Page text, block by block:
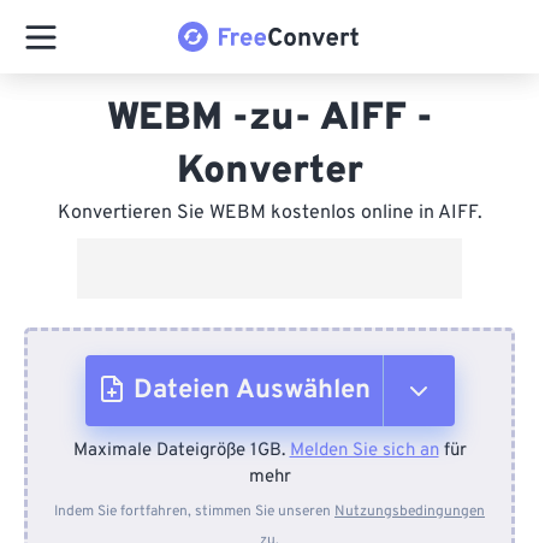
WEBM -zu- AIFF -
Konverter
Konvertieren Sie WEBM kostenlos online in AIFF.
Dateien Auswählen
Vom Gerät
Maximale Dateigröße 1GB.Melden Sie sich anfür
mehr
Indem Sie fortfahren, stimmen Sie unseren Nutzungsbedingungen